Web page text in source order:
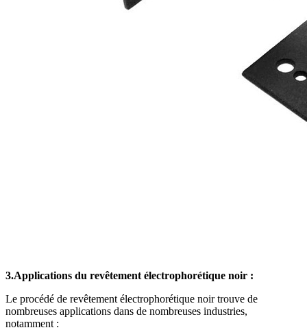
3.Applications du revêtement électrophorétique noir :
Le procédé de revêtement électrophorétique noir trouve de
nombreuses applications dans de nombreuses industries,
notamment :